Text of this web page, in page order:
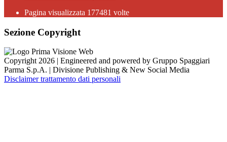
Pagina visualizzata 177481 volte
Sezione Copyright
Copyright 2026 | Engineered and powered by Gruppo Spaggiari
Parma S.p.A. | Divisione Publishing & New Social Media
Disclaimer trattamento dati personali